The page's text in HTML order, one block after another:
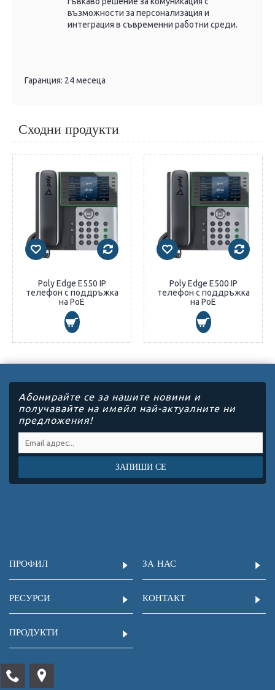
възможности за персонализация и
интеграция в съвременни работни среди.
Гаранция: 24 месеца
Сходни продукти
Poly Edge E550 IP
телефон с поддръжка
на PoE
Poly Edge E500 IP
телефон с поддръжка
на PoE
Абонирайте се за нашите новини и
получавайте на имейл най-актуалните ни
предложения!
ЗАПИШИ СЕ
ПРОФИЛ ЗА НАС
РЕСУРСИ КОНТАКТ
ПРОДУКТИ